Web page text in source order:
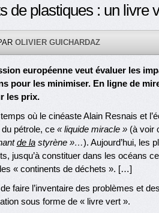
de plastiques : un
OLIVIER GUICHARDAZ
européenne veut évaluer les
pour les minimiser. En ligne de
les prix.
où le cinéaste Alain Resnais et
pétrole, ce « liquide miracle »(à voir
de lastyrène »…). Aujourd’hui, les
jusqu’à constituer dans les océans
« continents de déchets ». […]
faire l’inventaire des problèmes et
sous forme de « livre vert ».